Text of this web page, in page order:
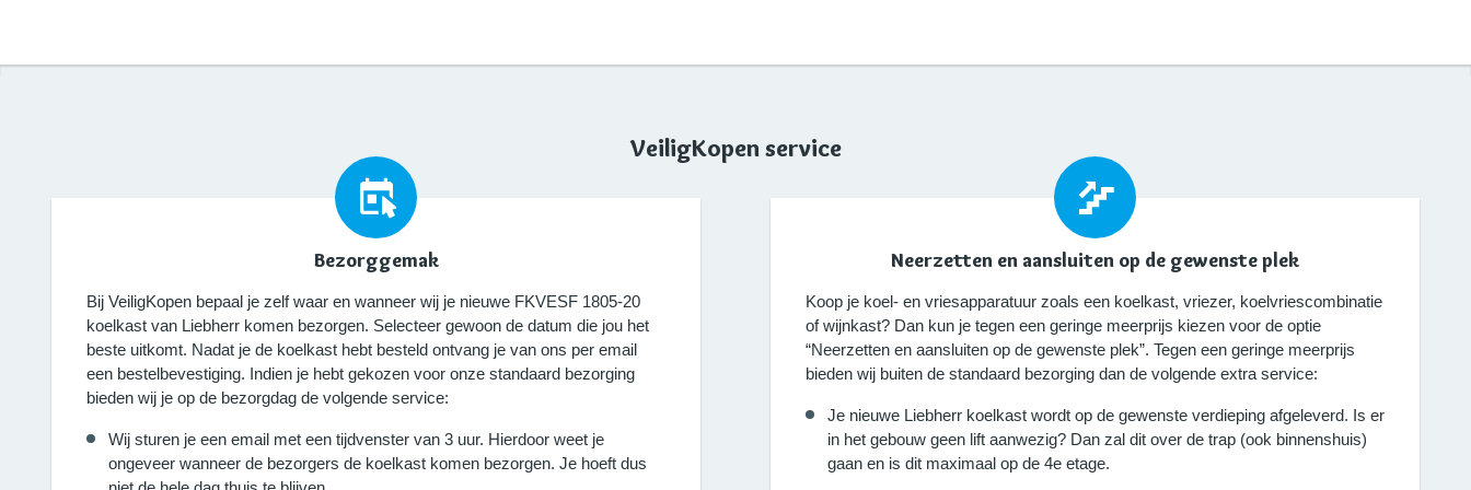
VeiligKopen service
Bezorggemak
Bij VeiligKopen bepaal je zelf waar en wanneer wij je nieuwe FKVESF 1805-20
koelkast van Liebherr komen bezorgen. Selecteer gewoon de datum die jou het
beste uitkomt. Nadat je de koelkast hebt besteld ontvang je van ons per email
een bestelbevestiging. Indien je hebt gekozen voor onze standaard bezorging
bieden wij je op de bezorgdag de volgende service:
Wij sturen je een email met een tijdvenster van 3 uur. Hierdoor weet je
ongeveer wanneer de bezorgers de koelkast komen bezorgen. Je hoeft dus
Neerzetten en aansluiten op de gewenste plek
Koop je koel- en vriesapparatuur zoals een koelkast, vriezer, koelvriescombinatie
of wijnkast? Dan kun je tegen een geringe meerprijs kiezen voor de optie
“Neerzetten en aansluiten op de gewenste plek”. Tegen een geringe meerprijs
bieden wij buiten de standaard bezorging dan de volgende extra service:
Je nieuwe Liebherr koelkast wordt op de gewenste verdieping afgeleverd. Is er
in het gebouw geen lift aanwezig? Dan zal dit over de trap (ook binnenshuis)
gaan en is dit maximaal op de 4e etage.